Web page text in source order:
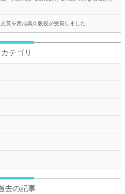
賞を西成典久教授が受賞しました
カテゴリ
去の記事